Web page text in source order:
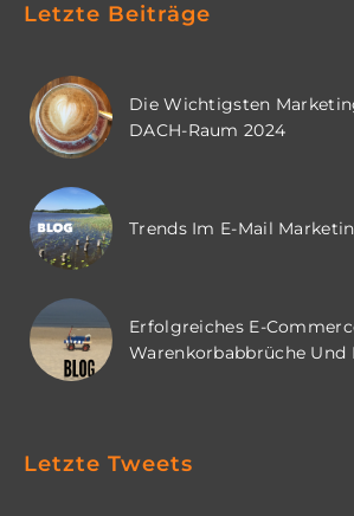
Letzte Beiträge
Die Wichtigsten
DACH-Raum 2024
Trends Im E-Mail
Erfolgreiches E-
Warenkorbabbrüche Und
Letzte Tweets